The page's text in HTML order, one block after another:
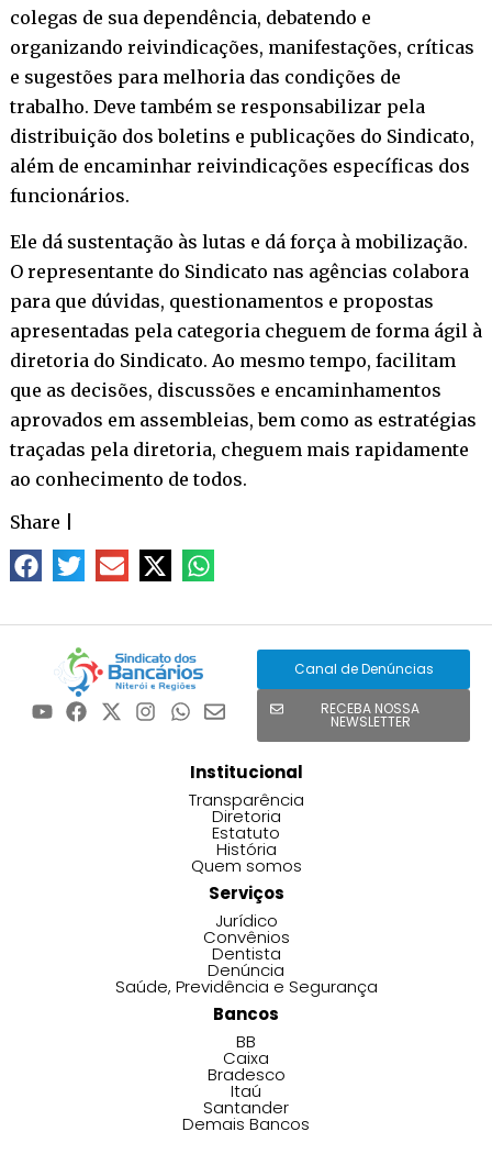
colegas de sua dependência, debatendo e
organizando reivindicações, manifestações, críticas
e sugestões para melhoria das condições de
trabalho. Deve também se responsabilizar pela
distribuição dos boletins e publicações do Sindicato,
além de encaminhar reivindicações específicas dos
funcionários.
Ele dá sustentação às lutas e dá força à mobilização.
O representante do Sindicato nas agências colabora
para que dúvidas, questionamentos e propostas
apresentadas pela categoria cheguem de forma ágil à
diretoria do Sindicato. Ao mesmo tempo, facilitam
que as decisões, discussões e encaminhamentos
aprovados em assembleias, bem como as estratégias
traçadas pela diretoria, cheguem mais rapidamente
ao conhecimento de todos.
Share
Canal de Denúncias
RECEBA NOSSA
NEWSLETTER
Institucional
Transparência
Diretoria
Estatuto
História
Quem somos
Serviços
Jurídico
Convênios
Dentista
Denúncia
Saúde, Previdência e Segurança
Bancos
BB
Caixa
Bradesco
Itaú
Santander
Demais Bancos